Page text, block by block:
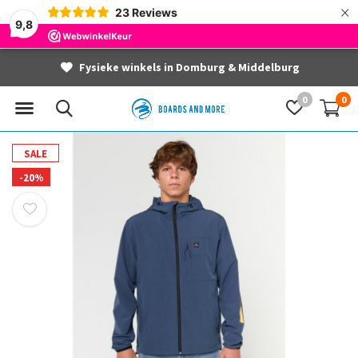
9,8
23 Reviews ×
0 0
Fysieke winkels in Domburg & Middelburg
SALE
-20%